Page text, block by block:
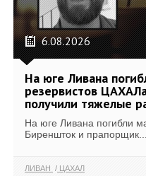
6.08.2026
На юге Ливана
резервистов
получили тяжелые
На юге Ливана погибли
Биреншток и прапорщик...
ЛИВАН ЦАХАЛ